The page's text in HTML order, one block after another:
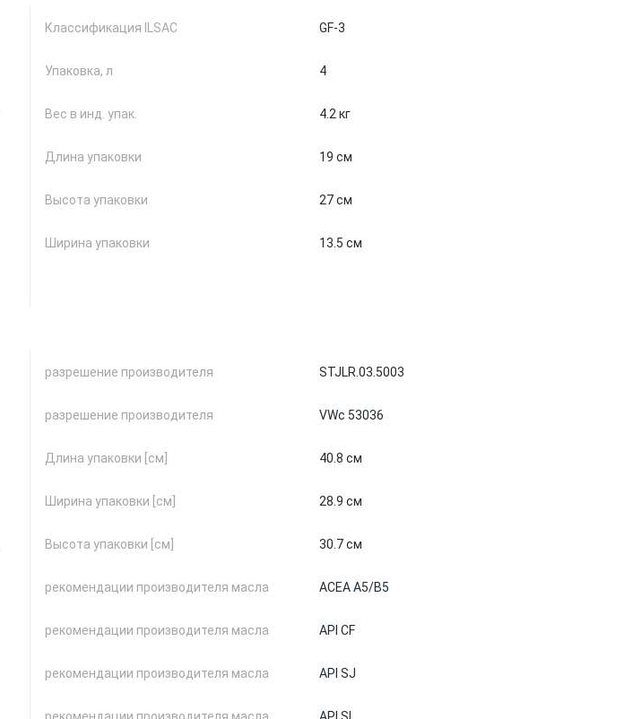
Классификация ILSAC GF-3
Упаковка, л 4
Вес в инд. упак. 4.2 кг
Длина упаковки 19 см
Высота упаковки 27 см
Ширина упаковки 13.5 см
разрешение производителя STJLR.03.5003
разрешение производителя VWc 53036
Длина упаковки [см] 40.8 см
Ширина упаковки [см] 28.9 см
Высота упаковки [см] 30.7 см
рекомендации производителя масла ACEA A5/B5
рекомендации производителя масла API CF
рекомендации производителя масла API SJ